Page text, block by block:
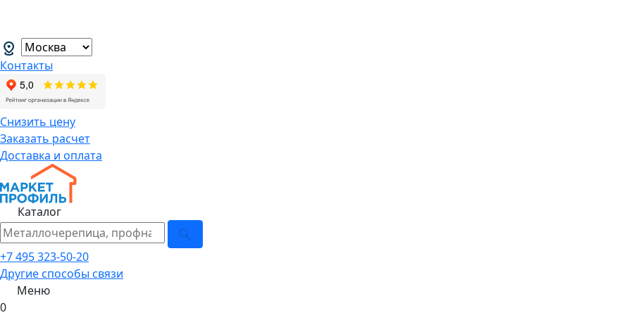
Контакты
Снизить цену
Заказать расчет
Доставка и оплата
Каталог
+7 495 323-50-20
Другие способы связи
Меню
0